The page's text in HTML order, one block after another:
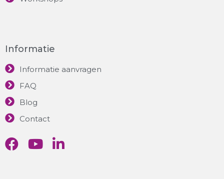
Informatie
Informatie aanvragen
FAQ
Blog
Contact